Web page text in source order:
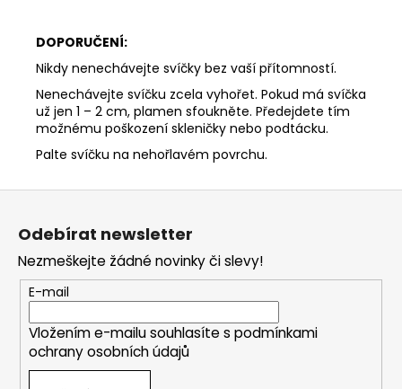
DOPORUČENÍ:
Nikdy nenechávejte svíčky bez vaší přítomností.
Nenechávejte svíčku zcela vyhořet. Pokud má svíčka
už jen 1 – 2 cm, plamen sfoukněte. Předejdete tím
možnému poškození skleničky nebo podtácku.
Palte svíčku na nehořlavém povrchu.
Z
Odebírat newsletter
Nezmeškejte žádné novinky či slevy!
E-mail
Vložením e-mailu souhlasíte s podmínkami
ochrany osobních údajů